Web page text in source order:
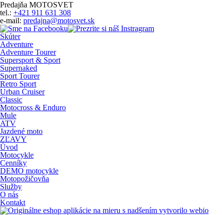
Predajňa MOTOSVET
tel.: +421 911 631 308
e-mail: predajna@motosvet.sk
Skúter
Adventure
Adventure Tourer
Supersport & Sport
Supernaked
Sport Tourer
Retro Sport
Urban Cruiser
Classic
Motocross & Enduro
Mule
ATV
Jazdené moto
ZĽAVY
Úvod
Motocykle
Cenníky
DEMO motocykle
Motopožičovňa
Služby
O nás
Kontakt
s nadšením vytvorilo webio